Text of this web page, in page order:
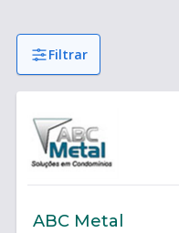
Filtrar
ABC Metal